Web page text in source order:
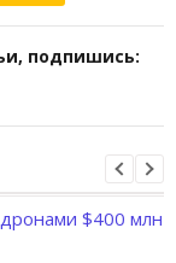
подпишись: